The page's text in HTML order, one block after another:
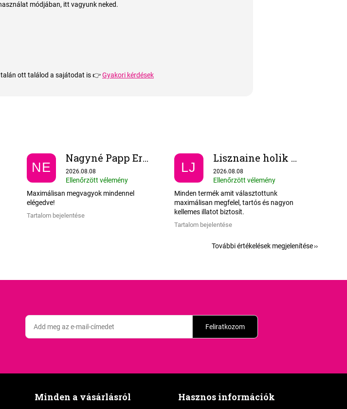
módjában, itt vagyunk neked.
ott találod a sajátodat is 👉Gyakori kérdések
NE
Nagyné Papp Erzsébet
Az áruház értékelése 5-ből 5 csillag.
2026.08.08
Ellenőrzött vélemény
Maximálisan megvagyok mindennel
elégedve!
Tartalom bejelentése
LJ
Lisznaine holik Jennifer
Az áruház értékelése 5-ből 5 csillag.
2026.08.08
Ellenőrzött vélemény
Minden termék amit választottunk
maximálisan megfelel, tartós és nagyon
kellemes illatot biztosít.
Tartalom bejelentése
További értékelések megjelenítése
Feliratkozom
Minden a vásárlásról Hasznos információk